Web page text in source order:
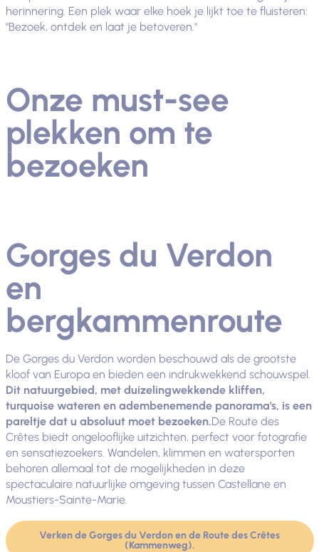
herinnering. Een plek waar elke hoek je lijkt toe te fluisteren:
"Bezoek, ontdek en laat je betoveren."
Onze must-see
plekken om te
bezoeken
Gorges du Verdon
en
bergkammenroute
De Gorges du Verdon worden beschouwd als de grootste
kloof van Europa en bieden een indrukwekkend schouwspel.
Dit natuurgebied, met duizelingwekkende kliffen,
turquoise wateren en adembenemende panorama's, is een
pareltje dat u absoluut moet bezoeken.De Route des
Crêtes biedt ongelooflijke uitzichten, perfect voor fotografie
en sensatiezoekers. Wandelen, klimmen en watersporten
behoren allemaal tot de mogelijkheden in deze
spectaculaire natuurlijke omgeving tussen Castellane en
Moustiers-Sainte-Marie.
Verken de Gorges du Verdon en de Route des Crêtes
(Kammenweg).